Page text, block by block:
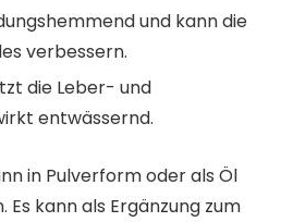
und kann die
verbessern.
die Leber- und
entwässernd.
in Pulverform oder als Öl
kann als Ergänzung zum